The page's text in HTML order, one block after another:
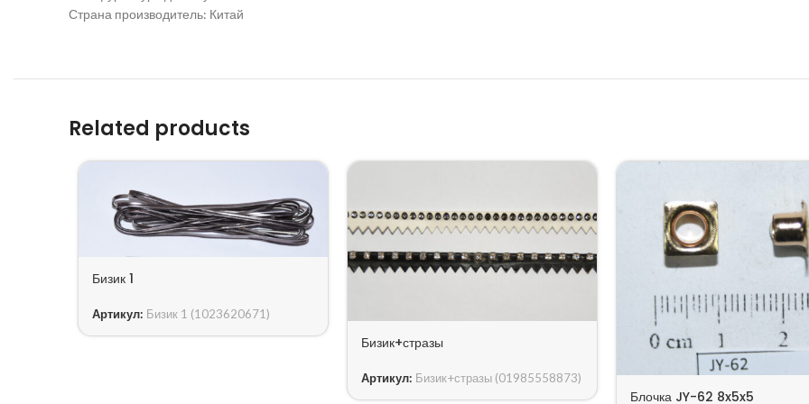
Страна производитель: Китай
Related products
Бизик 1
Артикул: Бизик 1 (1023620671)
Бизик+стразы
Артикул: Бизик+стразы (01985558873)
Блочка JY-62 8x5x5